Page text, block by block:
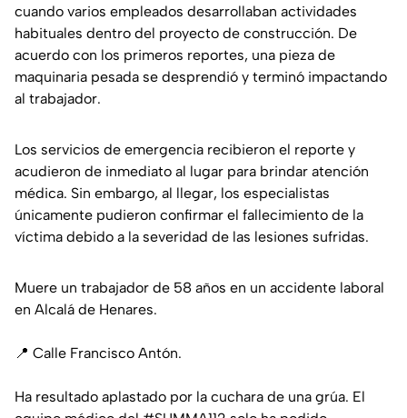
cuando varios empleados desarrollaban actividades
habituales dentro del proyecto de construcción. De
acuerdo con los primeros reportes, una pieza de
maquinaria pesada se desprendió y terminó impactando
al trabajador.
Los servicios de emergencia recibieron el reporte y
acudieron de inmediato al lugar para brindar atención
médica. Sin embargo, al llegar, los especialistas
únicamente pudieron confirmar el fallecimiento de la
víctima debido a la severidad de las lesiones sufridas.
Muere un trabajador de 58 años en un accidente laboral
en Alcalá de Henares.
📍 Calle Francisco Antón.
Ha resultado aplastado por la cuchara de una grúa. El